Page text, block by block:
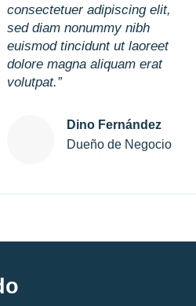
consectetuer adipiscing elit,
sed diam nonummy nibh
euismod tincidunt ut laoreet
dolore magna aliquam erat
volutpat.”
Dino Fernández
Dueño de Negocio